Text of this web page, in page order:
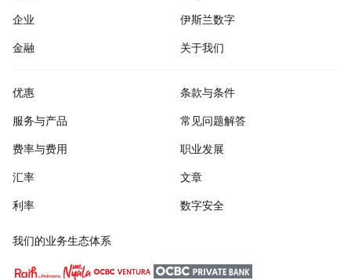
企业
伊斯兰数字
金融
关于我们
优惠
服务与产品
费率与费用
汇率
利率
条款与条件
常见问题解答
职业发展
文章
数字安全
我们的业务生态体系